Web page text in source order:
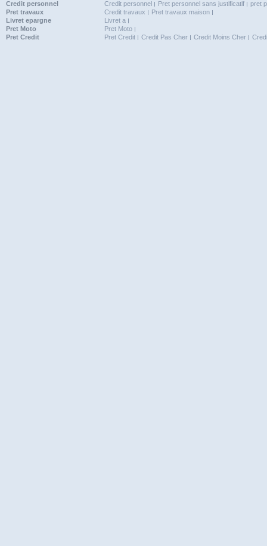
Credit personnel Credit personnel Pret personnel sans justificatif
pret
Pret travaux
Credit travaux
Pret travaux maison
Livret epargne
Livret a
Pret Moto
Pret Moto
Pret Credit
Pret Credit Credit Pas Cher Credit Moins Cher